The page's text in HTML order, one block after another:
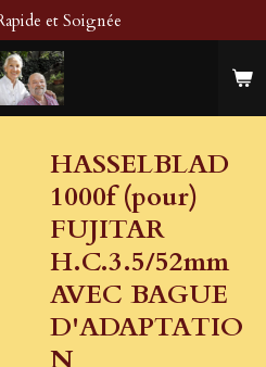
et Soignée
HASSELBLAD
1000f (pour)
FUJITAR
H.C.3.5/52mm
AVEC BAGUE
D'ADAPTATIO